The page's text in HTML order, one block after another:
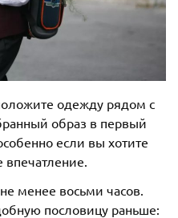
одежду рядом с
образ в первый
если вы хотите
менее восьми часов.
пословицу раньше: